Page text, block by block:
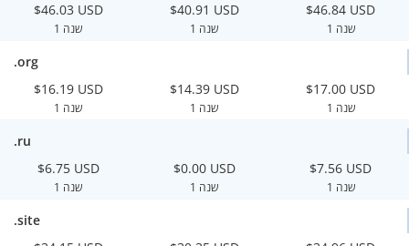
$46.03 USD
1 שנה
$40.91 USD
1 שנה
$46.84 USD
1 שנה
.org
$16.19 USD
1 שנה
$14.39 USD
1 שנה
$17.00 USD
1 שנה
.ru
$6.75 USD
1 שנה
$0.00 USD
1 שנה
$7.56 USD
1 שנה
.site